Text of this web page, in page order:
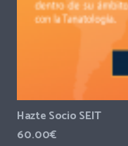
Hazte Socio SEIT
60.00€